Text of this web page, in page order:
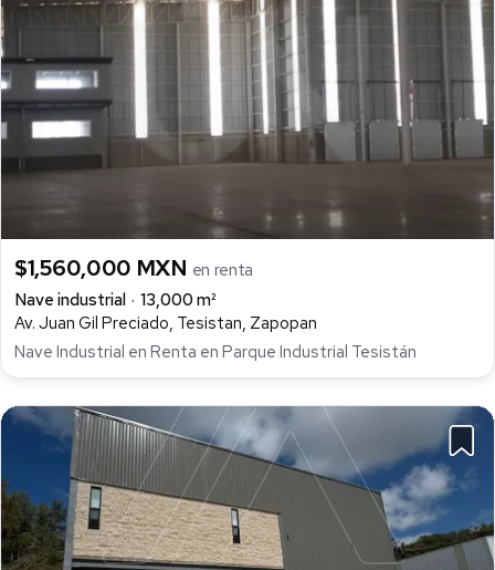
$1,560,000 MXN en renta
Nave industrial
13,000 m²
Av. Juan Gil Preciado, Tesistan, Zapopan
Nave Industrial en Renta en Parque Industrial Tesistán